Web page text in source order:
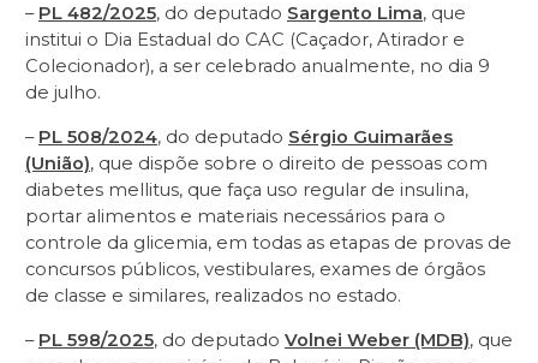
– PL 482/2025, do deputado Sargento Lima, que
institui o Dia Estadual do CAC (Caçador, Atirador e
Colecionador), a ser celebrado anualmente, no dia 9
de julho.
– PL 508/2024, do deputado Sérgio Guimarães
(União), que dispõe sobre o direito de pessoas com
diabetes mellitus, que faça uso regular de insulina,
portar alimentos e materiais necessários para o
controle da glicemia, em todas as etapas de provas de
concursos públicos, vestibulares, exames de órgãos
de classe e similares, realizados no estado.
– PL 598/2025, do deputado Volnei Weber (MDB), que